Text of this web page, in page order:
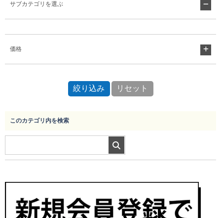
サブカテゴリを選ぶ
価格
このカテゴリ内を検索